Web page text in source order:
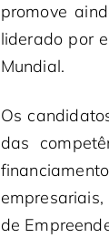
promove
liderado por
Mundial.
Os
das
de